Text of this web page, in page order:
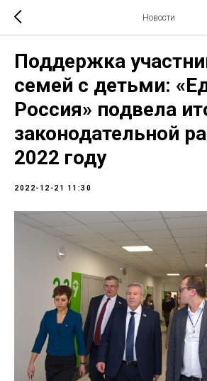
Новости
Поддержка
семей с детьми:
Россия» подвела
законодательной
2022 году
2022-12-21 11:30